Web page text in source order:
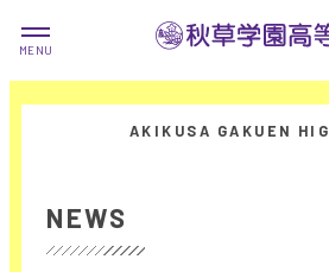
NEWS